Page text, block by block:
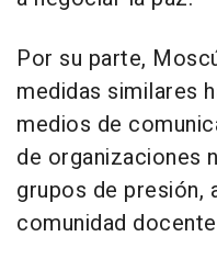
Por su parte,
medidas similares
medios de
de organizaciones
grupos de presión,
comunidad